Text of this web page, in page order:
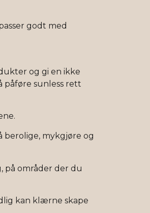
godt med
og gi en ikke
påføre sunless rett
berolige, mykgjøre og
på områder der du
kan klærne skape